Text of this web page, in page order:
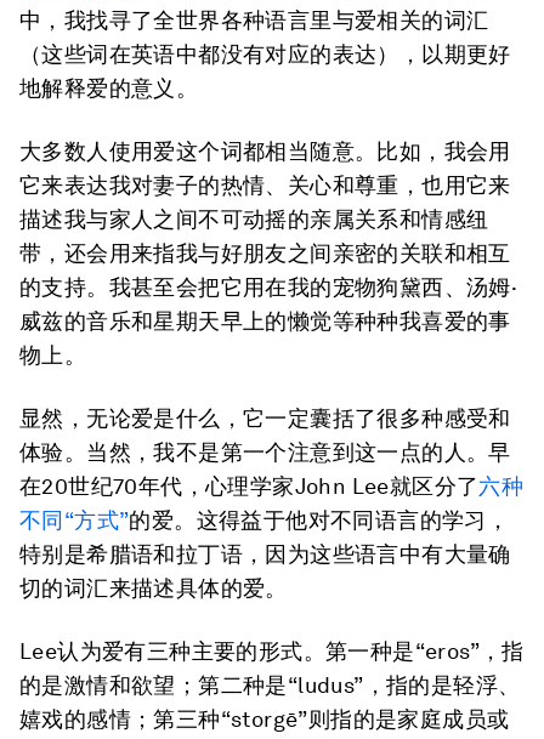
中，我找寻了全世界各种语言里与爱相关的词汇
（这些词在英语中都没有对应的表达），以期更好
地解释爱的意义。
大多数人使用爱这个词都相当随意。比如，我会用
它来表达我对妻子的热情、关心和尊重，也用它来
描述我与家人之间不可动摇的亲属关系和情感纽
带，还会用来指我与好朋友之间亲密的关联和相互
的支持。我甚至会把它用在我的宠物狗黛西、汤姆·
威兹的音乐和星期天早上的懒觉等种种我喜爱的事
物上。
显然，无论爱是什么，它一定囊括了很多种感受和
体验。当然，我不是第一个注意到这一点的人。早
在20世纪70年代，心理学家John Lee就区分了六种
不同“方式”的爱。这得益于他对不同语言的学习，
特别是希腊语和拉丁语，因为这些语言中有大量确
切的词汇来描述具体的爱。
Lee认为爱有三种主要的形式。第一种是“eros”，指
的是激情和欲望；第二种是“ludus”，指的是轻浮、
嬉戏的感情；第三种“storgē”则指的是家庭成员或